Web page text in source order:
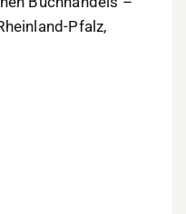
Pfalz,